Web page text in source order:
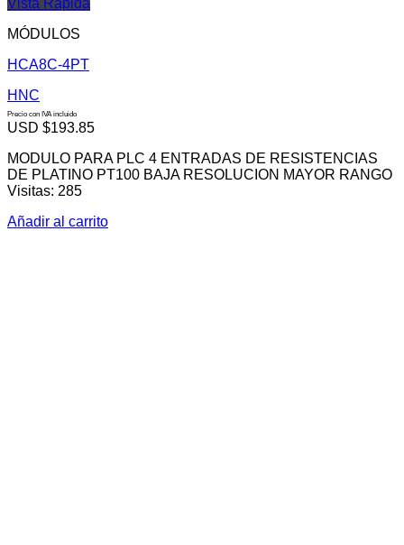
Vista Rápida
MÓDULOS
HCA8C-4PT
HNC
Precio con IVA incluido
USD $193.85
MODULO PARA PLC 4 ENTRADAS DE RESISTENCIAS
DE PLATINO PT100 BAJA RESOLUCION MAYOR RANGO
Visitas: 285
Añadir al carrito